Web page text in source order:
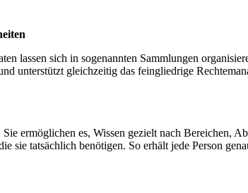
lassen sich in sogenannten Sammlungen
unterstützt gleichzeitig das feingliedrige
Sie ermöglichen es, Wissen gezielt nach Bereichen,
sie tatsächlich benötigen. So erhält jede Person